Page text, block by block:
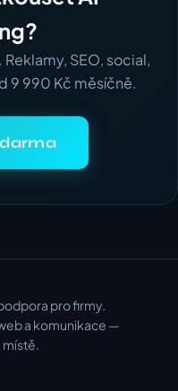
SEO, social,
9 990 Kč měsíčně.
pro firmy.
a komunikace —
místě.